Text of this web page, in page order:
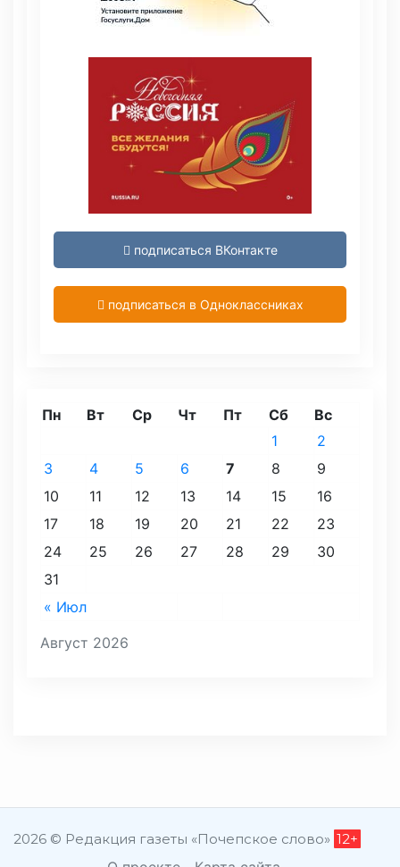
подписаться ВКонтакте
подписаться в Одноклассниках
Август 2026
Пн Вт Ср Чт Пт Сб Вс
« Июл
1
2
3
4 5 6 7 8
9
10
11 12 13 14 15
16
17
18 19 20 21 22
23
24
25 26 27 28 29
30
31
2026 © Редакция газеты «Почепское слово» 12+